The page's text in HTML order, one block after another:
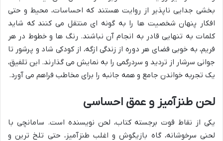
بخشی جدایی ناپذیر از روایت هستند که احساسات، محیط و حتی
افکار پنهان شخصیت ها را به گونه ای منتقل می کنند که شاید
کلمات به تنهایی قادر به انجام آن نباشند. رنگ ها و خطوط در هر
فریم، به خوبی فضای هر دوره از زندگی ازگه، از کودکی شاد و پرشور تا
جوانی سرشار از تردید و سردرگمی را به نمایش می گذارند. این تلفیق،
یک تجربه خواندن جامع و همه جانبه را برای مخاطب فراهم می آورد.
لحن طنزآمیز و عمق احساسی
یکی از نقاط قوت برجسته کتاب، لحن نویسنده است. سامانچی با
لحنی سرخوشانه، گاه بازیگوش و اغلب طنزآمیز، حتی تلخ ترین و